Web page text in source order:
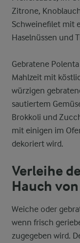
Zitrone,
Schweinefilet mit
Haselnüssen und
Gebratene
Mahlzeit mit
würzigen
sautiertem
Brokkoli und
mit einigen im
dekoriert wird.
Verleihe
Hauch
Weiche oder
wenn frisch
zugegeben wird.